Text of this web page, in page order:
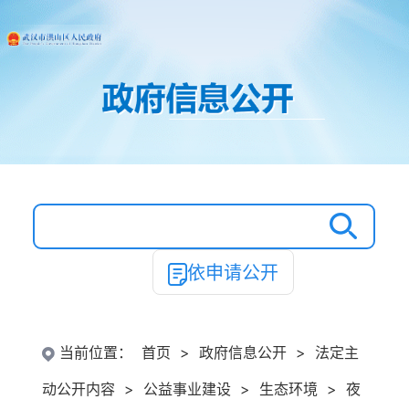
依申请公开
当前位置： 首页 > 政府信息公开 >
法定主
动公开内容 > 公益事业建设 > 生态环境 > 夜